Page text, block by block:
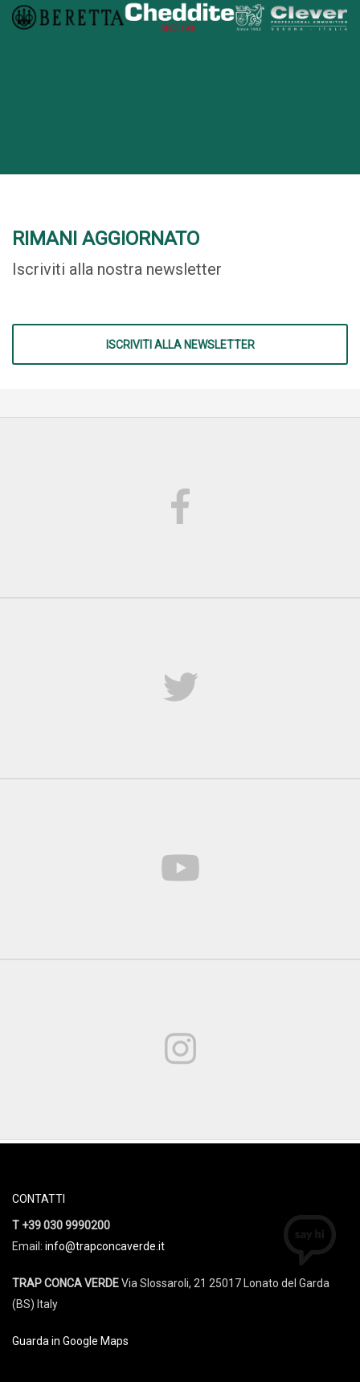
RIMANI AGGIORNATO
Iscriviti alla nostra newsletter
ISCRIVITI ALLA NEWSLETTER
CONTATTI
T +39 030 9990200
Email: info@trapconcaverde.it
TRAP CONCA VERDEVia Slossaroli, 21 25017 Lonato del Garda
(BS) Italy
Guarda in Google Maps